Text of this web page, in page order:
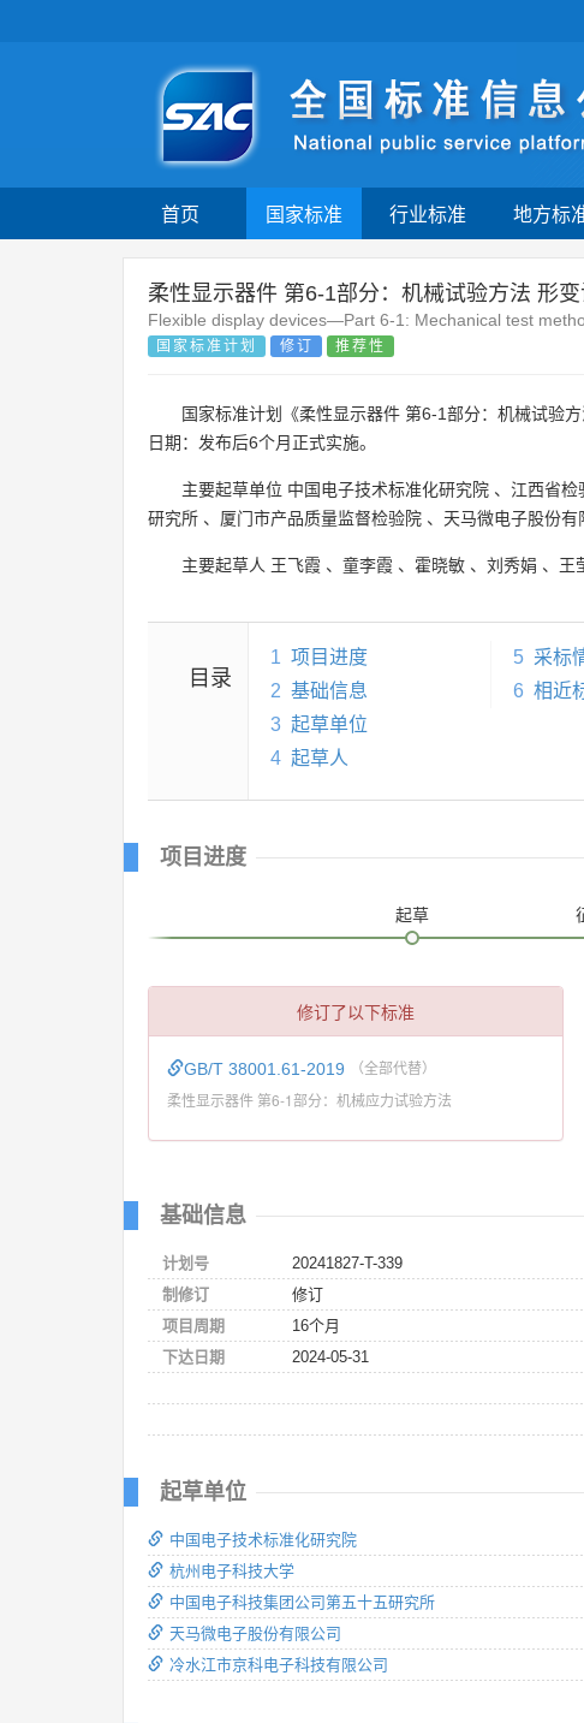
首页 国家标准 行业标准 地方标
柔性显示器件 第6-1部分：机械试验方法 形
Flexible display devices—Part 6-1: Mechanical test
国家标准计划 修订 推荐性
国家标准计划《柔性显示器件 第6-1部分：机械试验
日期：发布后6个月正式实施。
主要起草单位 中国电子技术标准化研究院 、 江西省检
研究所 、 厦门市产品质量监督检验院 、 天马微电子股份有
主要起草人 王飞霞 、 童李霞 、 霍晓敏 、 刘秀娟 、 王
目录
1 项目进度
2 基础信息
3 起草单位
4 起草人
5 采标
6 相近
项目进度
起草
修订了以下标准
GB/T 38001.61-2019 （全部代替）
柔性显示器件 第6-1部分：机械应力试验方法
基础信息
计划号
20241827-T-339
制修订
修订
项目周期
16个月
下达日期
2024-05-31
起草单位
中国电子技术标准化研究院
杭州电子科技大学
中国电子科技集团公司第五十五研究所
天马微电子股份有限公司
冷水江市京科电子科技有限公司